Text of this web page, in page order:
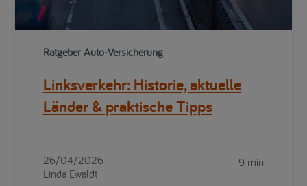
Ratgeber Auto-Versicherung
Linksverkehr: Historie, aktuelle
Länder & praktische Tipps
26/04/2026
Linda Ewaldt
9 min